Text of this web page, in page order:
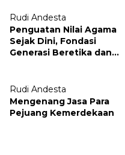
Rudi Andesta
Penguatan Nilai Agama
Sejak Dini, Fondasi
Generasi Beretika dan
Rudi Andesta
Mengenang Jasa Para
Pejuang Kemerdekaan